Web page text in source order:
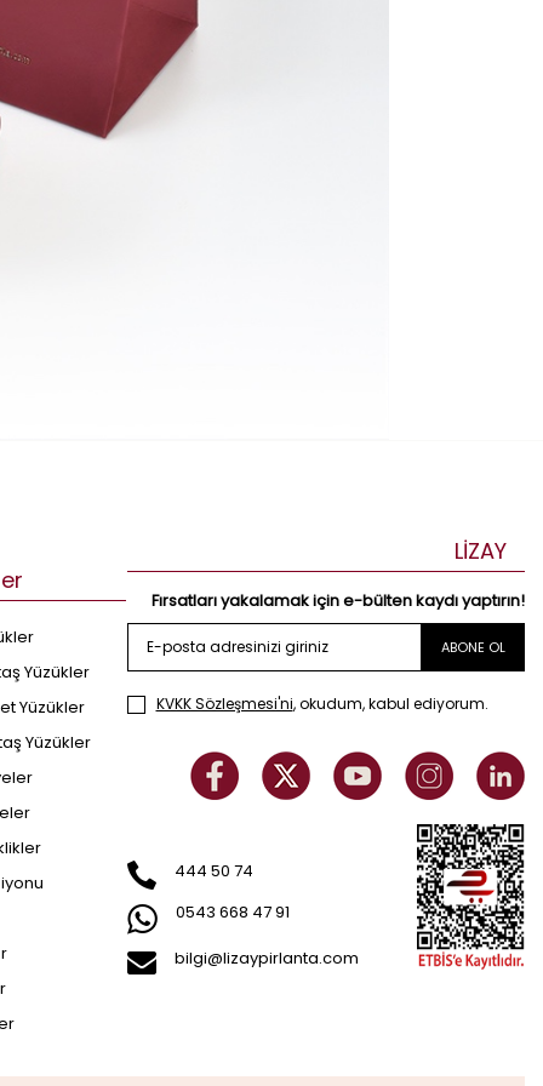
Yüzükler
Yüzükler
Yüzükler
LİZAY
Fırsatları yakalamak için e-bülten kaydı yaptırın!
ABONE OL
KVKK Sözleşmesi'ni, okudum, kabul ediyorum.
444 50 74
0543 668 47 91
bilgi@lizaypirlanta.com